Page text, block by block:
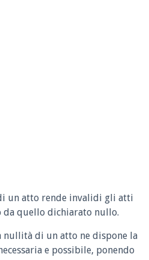
un atto rende invalidi gli atti
da quello dichiarato nullo.
nullità di un atto ne dispone la
e possibile, ponendo